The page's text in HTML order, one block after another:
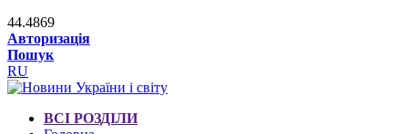
44.4869
Авторизація
Пошук
RU
ВСІ РОЗДІЛИ